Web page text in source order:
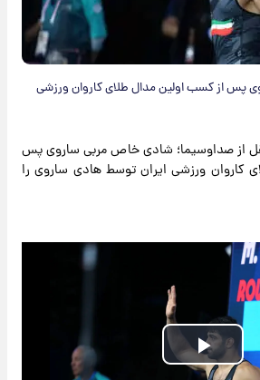
پس از کسب اولین مدال طلای کاروان ورزشی
از صداوسیما؛ شادی خاص مربی ساروی پس
کاروان ورزشی ایران توسط هادی ساروی را
Play